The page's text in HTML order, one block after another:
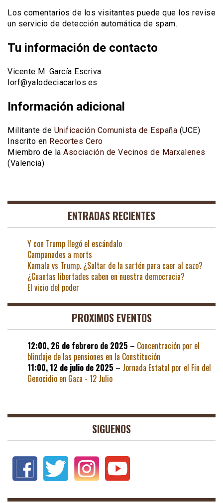
Los comentarios de los visitantes puede que los revise
un servicio de detección automática de spam.
Tu información de contacto
Vicente M. García Escriva
lorf@yalodeciacarlos.es
Información adicional
Militante de Unificación Comunista de España (UCE)
Inscrito en Recortes Cero
Miembro de la Asociación de Vecinos de Marxalenes
(Valencia)
ENTRADAS RECIENTES
Y con Trump llegó el escándalo
Campanades a morts
Kamala vs Trump. ¿Saltar de la sartén para caer al cazo?
¿Cuantas libertades caben en nuestra democracia?
El vicio del poder
PROXIMOS EVENTOS
12:00, 26 de febrero de 2025 – Concentración por el
blindaje de las pensiones en la Constitución
11:00, 12 de julio de 2025 – Jornada Estatal por el Fin del
Genocidio en Gaza - 12 Julio
SIGUENOS